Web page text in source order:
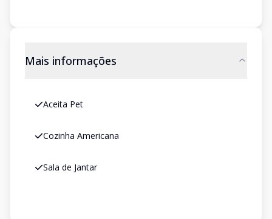
Mais informações
Aceita Pet
Cozinha Americana
Sala de Jantar